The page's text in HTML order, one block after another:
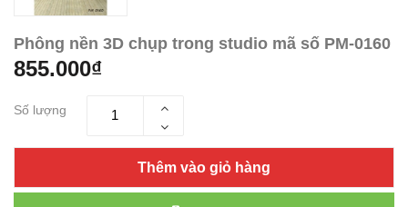
Phông nền 3D chụp trong studio mã số PM-0160
855.000₫
Số lượng
Thêm vào giỏ hàng